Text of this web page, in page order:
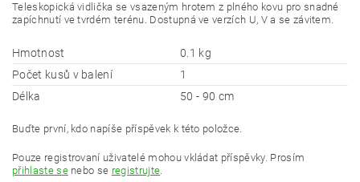
Teleskopická vidlička se vsazeným hrotem z plného kovu pro snadné
zapíchnutí ve tvrdém terénu. Dostupná ve verzích U, V a se závitem.
Hmotnost
0.1 kg
Počet kusů v balení
1
Délka
50 - 90 cm
Buďte první, kdo napíše příspěvek k této položce.
Pouze registrovaní uživatelé mohou vkládat příspěvky. Prosím
přihlaste senebo se registrujte.